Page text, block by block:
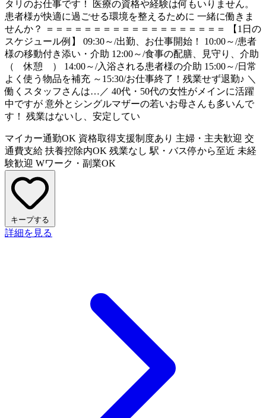
タリのお仕事です！ 医療の資格や経験は何もいりません。
患者様が快適に過ごせる環境を整えるために 一緒に働きま
せんか？ ＝＝＝＝＝＝＝＝＝＝＝＝＝＝＝＝＝＝＝ 【1日の
スケジュール例】 09:30～/出勤、お仕事開始！ 10:00～/患者
様の移動付き添い・介助 12:00～/食事の配膳、見守り、介助
（ 休憩 ） 14:00～/入浴される患者様の介助 15:00～/日常
よく使う物品を補充 ～15:30/お仕事終了！残業せず退勤♪ ＼
働くスタッフさんは…／ 40代・50代の女性がメインに活躍
中ですが 意外とシングルマザーの若いお母さんも多いんで
す！ 残業はないし、安定してい
マイカー通勤OK 資格取得支援制度あり 主婦・主夫歓迎 交
通費支給 扶養控除内OK 残業なし 駅・バス停から至近 未経
験歓迎 Wワーク・副業OK
キープする
詳細を見る